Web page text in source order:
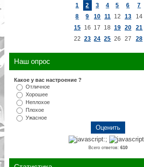
1
2 3 4 5 6
7
8
9 10 11 12 13
14
15 16 17 18 19 20
21
22 23 24 25 26 27 28
Наш опрос
Какое у вас настроение ?
Отличное
Хорошее
Неплохое
Плохое
Ужасное
Всего ответов:610